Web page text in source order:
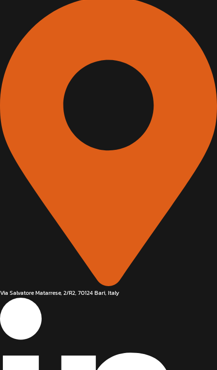
Via Salvatore Matarrese, 2/R2, 70124 Bari, Italy